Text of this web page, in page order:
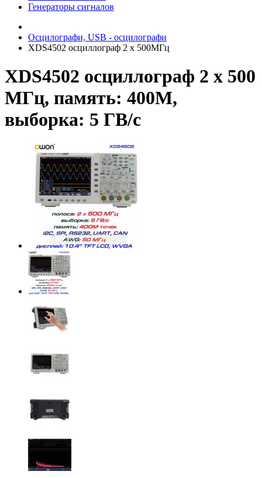
Генераторы сигналов
Осцилографи, USB - осцилографи
XDS4502 осциллограф 2 х 500МГц
XDS4502 осциллограф 2 х 500
МГц, память: 400М,
выборка: 5 ГВ/с